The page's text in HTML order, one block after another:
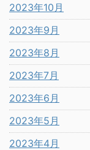
2023年10月
2023年9月
2023年8月
2023年7月
2023年6月
2023年5月
2023年4月